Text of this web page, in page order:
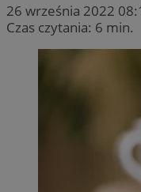
26 września 2022
Czas czytania: 6 min.